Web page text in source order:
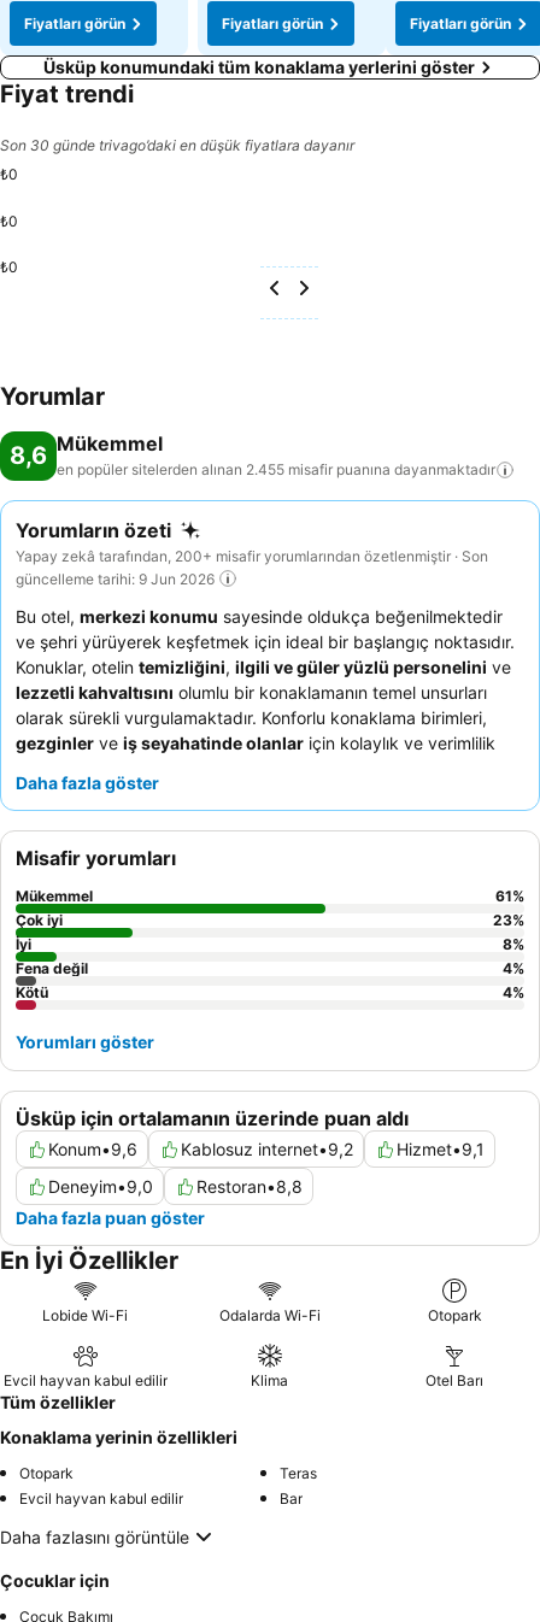
Fiyatları görün
Fiyatları görün
Fiyatları görün
Üsküp konumundaki tüm konaklama yerlerini göster
Fiyat trendi
Son 30 günde trivago’daki en düşük fiyatlara dayanır
₺0
₺0
₺0
Yorumlar
8,6 Mükemmel
en popüler sitelerden alınan 2.455 misafir puanına dayanmaktadır
Yorumların özeti
Yapay zekâ tarafından, 200+ misafir yorumlarından özetlenmiştir · Son
güncelleme tarihi: 9 Jun 2026
Bu otel, merkezi konumu sayesinde oldukça beğenilmektedir
ve şehri yürüyerek keşfetmek için ideal bir başlangıç noktasıdır.
Konuklar, otelin temizliğini, ilgili ve güler yüzlü personelini ve
lezzetli kahvaltısını olumlu bir konaklamanın temel unsurları
olarak sürekli vurgulamaktadır. Konforlu konaklama birimleri,
gezginler ve iş seyahatinde olanlar için kolaylık ve verimlilik
aynı zamanda kısa seyahatler için
inşaattan kaynaklanabilecek olası gürültüye dikkat edin ve
otoparkın ek ücrete tabi olduğunu unutmayın.
Daha fazla göster
Üsküp için ortalamanın üzerinde puan aldı
Konum•9,6 Kablosuz internet•9,2 Hizmet•9,1
Deneyim•9,0 Restoran•8,8
Daha fazla puan göster
Misafir yorumları
Mükemmel 61%
Çok iyi
23%
İyi
8%
Fena değil
4%
Kötü
4%
Yorumları göster
En İyi Özellikler
Lobide Wi-Fi Odalarda Wi-Fi Otopark
Evcil hayvan kabul edilir Klima Otel Barı
Tüm özellikler
Konaklama yerinin özellikleri
Otopark
Teras
Evcil hayvan kabul edilir
Bar
Daha fazlasını görüntüle
Çocuklar için
Çocuk Bakımı